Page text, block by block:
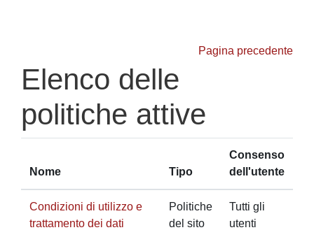
Pagina precedente
Elenco delle
politiche attive
Nome Tipo
Consenso
dell'utente
Condizioni di utilizzo e
trattamento dei dati
Politiche
del sito
Tutti gli
utenti